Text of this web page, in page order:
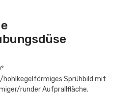
Sprühbild mit
runder Aufprallfläche.